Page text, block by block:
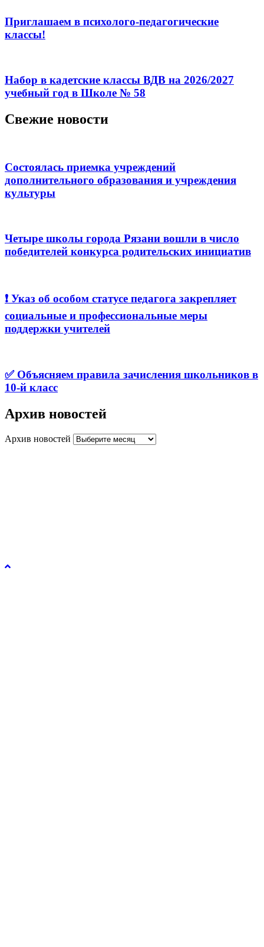
Приглашаем в психолого-педагогические
классы!
Набор в кадетские классы ВДВ на 2026/2027
учебный год в Школе № 58
Свежие новости
Состоялась приемка учреждений
дополнительного образования и учреждения
культуры
Четыре школы города Рязани вошли в число
победителей конкурса родительских инициатив
❗️ Указ об особом статусе педагога закрепляет
социальные и профессиональные меры
поддержки учителей
✅ Объясняем правила зачисления школьников в
10-й класс
Архив новостей
Архив новостей